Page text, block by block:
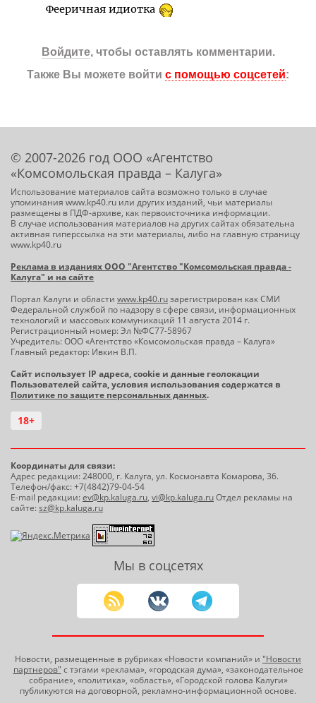
Фееричная идиотка
Войдите, чтобы оставлять комментарии.
Также Вы можете войти с помощью соцсетей:
© 2007-2026 год ООО «Агентство
«Комсомольская правда – Калуга»
Использование материалов сайта возможно только в случае
упоминания www.kp40.ru или других изданий, чьи материалы
размещены в ПДФ-архиве, как первоисточника информации.
В случае использования материалов на других сайтах обязательна
активная гиперссылка на эти материалы, либо на главную страницу
www.kp40.ru
Реклама в изданиях ООО "Агентство "Комсомольская правда -
Калуга" и на сайте
Портал Калуги и области www.kp40.ruзарегистрирован как СМИ
Федеральной службой по надзору в сфере связи, информационных
технологий и массовых коммуникаций 11 августа 2014 г.
Регистрационный номер: Эл №ФС77-58967
Учредитель: ООО «Агентство «Комсомольская правда – Калуга»
Главный редактор: Ивкин В.П.
Сайт использует IP адреса, cookie и данные геолокации
Пользователей сайта, условия использования содержатся в
Политике по защите персональных данных.
18+
Координаты для связи:
Адрес редакции: 248000, г. Калуга, ул. Космонавта Комарова, 36.
Телефон/факс: +7(4842)79-04-54
E-mail редакции:ev@kp.kaluga.ru, vi@kp.kaluga.ruОтдел рекламы на
сайте:sz@kp.kaluga.ru
Мы в соцсетях
Новости, размещенные в рубриках «Новости компаний» и "Новости
партнеров" с тэгами «реклама», «городская дума», «законодательное
собрание», «политика», «область», «Городской голова Калуги»
публикуются на договорной, рекламно-информационной основе.